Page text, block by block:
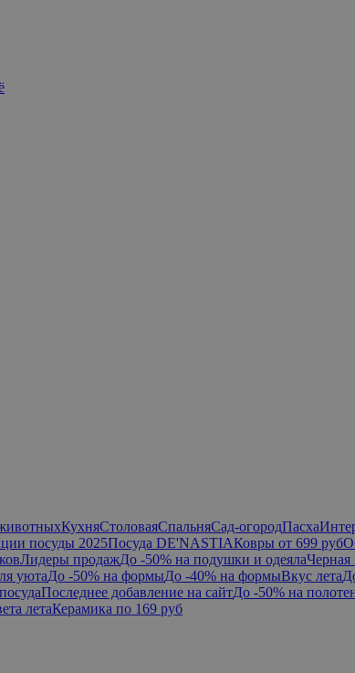
КухняСтоловаяСпальняСад-огородПасха
посуды 2025Посуда DE'NASTIAКовры от 699 руб
Лидеры продажДо -50% на подушки и одеялаЧерная
уютаДо -50% на формыДо -40% на формыВкус лета
Последнее добавление на сайтДо -50% на
летаКерамика по 169 руб